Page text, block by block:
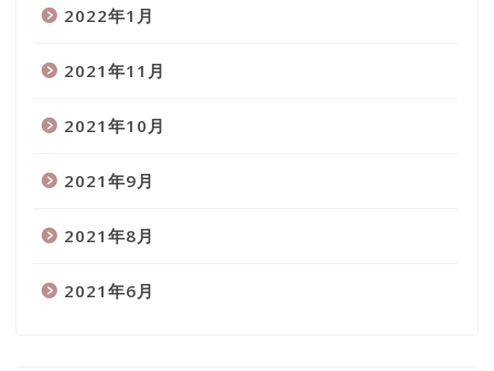
2022年1月
2021年11月
2021年10月
2021年9月
2021年8月
2021年6月